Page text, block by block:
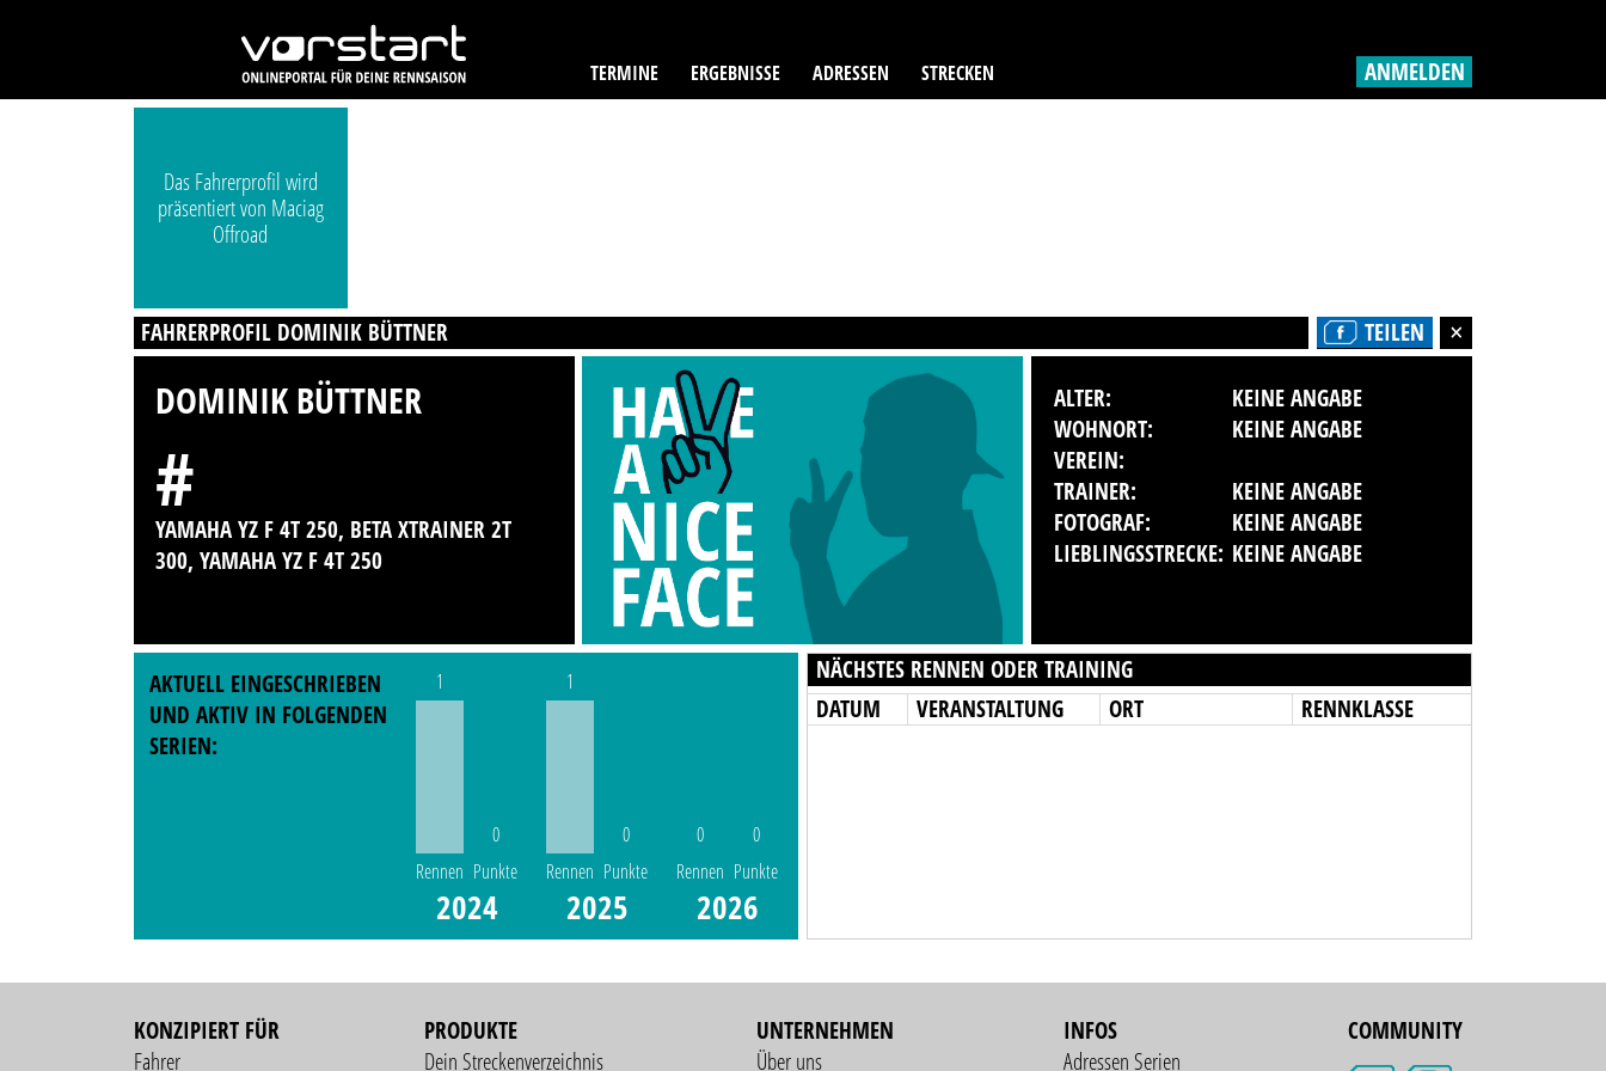
TERMINE ERGEBNISSE ADRESSEN STRECKEN ANMELDEN
Das Fahrerprofil wird
präsentiert von Maciag
Offroad
FAHRERPROFIL DOMINIK BÜTTNER TEILEN
DOMINIK BÜTTNER
#
YAMAHA YZ F 4T 250, BETA XTRAINER 2T
300, YAMAHA YZ F 4T 250
ALTER:
KEINE ANGABE
WOHNORT:
KEINE ANGABE
VEREIN:
TRAINER:
KEINE ANGABE
FOTOGRAF:
KEINE ANGABE
LIEBLINGSSTRECKE: KEINE ANGABE
AKTUELL EINGESCHRIEBEN
UND AKTIV IN FOLGENDEN
SERIEN:
1
Rennen
0
Punkte
2024
1
Rennen
0
Punkte
2025
0
Rennen
0
Punkte
2026
NÄCHSTES RENNEN ODER TRAINING
DATUM
VERANSTALTUNG ORT RENNKLASSE
KONZIPIERT FÜR
Fahrer
PRODUKTE
Dein Streckenverzeichnis
UNTERNEHMEN
Über uns
INFOS
Adressen Serien
COMMUNITY